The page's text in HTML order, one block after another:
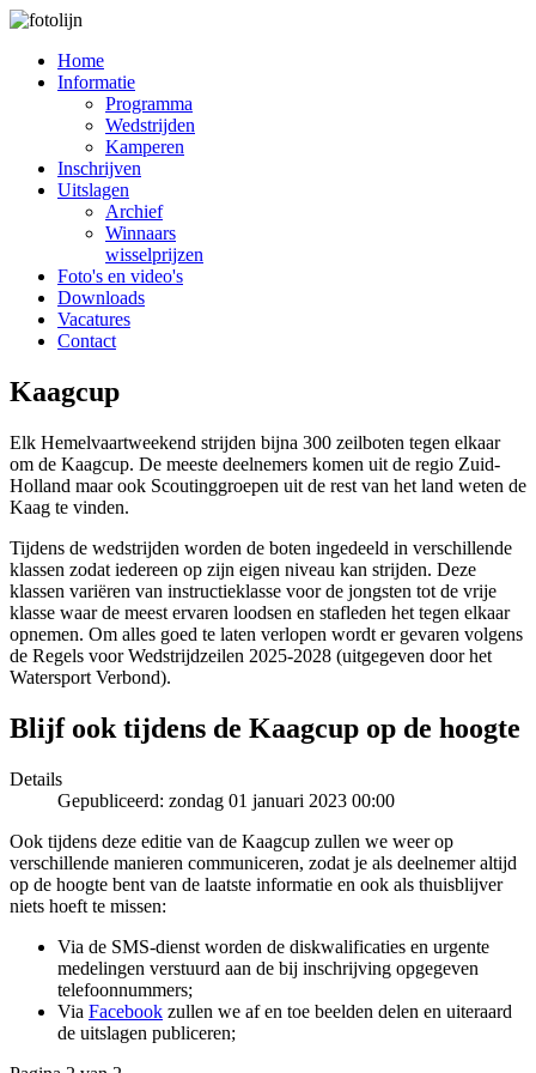
Home
Informatie
Programma
Wedstrijden
Kamperen
Inschrijven
Uitslagen
Archief
Winnaars
wisselprijzen
Foto's en video's
Downloads
Vacatures
Contact
Kaagcup
Elk Hemelvaartweekend strijden bijna 300 zeilboten tegen elkaar
om de Kaagcup. De meeste deelnemers komen uit de regio Zuid-
Holland maar ook Scoutinggroepen uit de rest van het land weten de
Kaag te vinden.
Tijdens de wedstrijden worden de boten ingedeeld in verschillende
klassen zodat iedereen op zijn eigen niveau kan strijden. Deze
klassen variëren van instructieklasse voor de jongsten tot de vrije
klasse waar de meest ervaren loodsen en stafleden het tegen elkaar
opnemen. Om alles goed te laten verlopen wordt er gevaren volgens
de Regels voor Wedstrijdzeilen 2025-2028 (uitgegeven door het
Watersport Verbond).
Blijf ook tijdens de Kaagcup op de hoogte
Details
Gepubliceerd: zondag 01 januari 2023 00:00
Ook tijdens deze editie van de Kaagcup zullen we weer op
verschillende manieren communiceren, zodat je als deelnemer altijd
op de hoogte bent van de laatste informatie en ook als thuisblijver
niets hoeft te missen:
Via de SMS-dienst worden de diskwalificaties en urgente
medelingen verstuurd aan de bij inschrijving opgegeven
telefoonnummers;
Via Facebook zullen we af en toe beelden delen en uiteraard
de uitslagen publiceren;